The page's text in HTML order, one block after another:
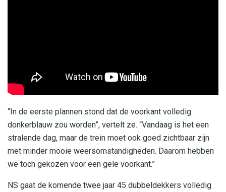
“In de eerste plannen stond dat de voorkant volledig
donkerblauw zou worden”, vertelt ze. “Vandaag is het een
stralende dag, maar de trein moet ook goed zichtbaar zijn
met minder mooie weersomstandigheden. Daarom hebben
we toch gekozen voor een gele voorkant.”
NS gaat de komende twee jaar 45 dubbeldekkers volledig